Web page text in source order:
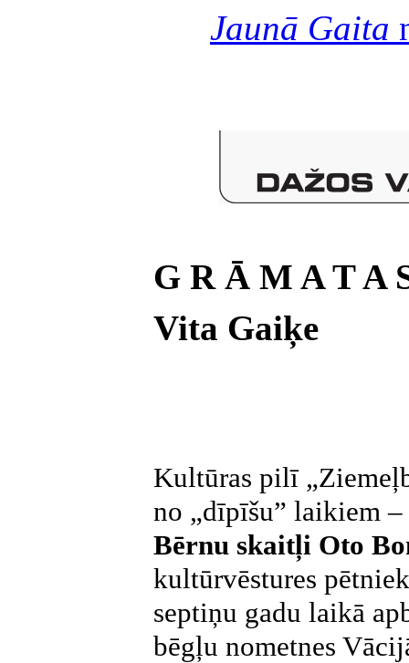
Jaunā Gaita
G R Ā M A T A
Vita Gaiķe
Kultūras pilī
no „dīpīšu” laikiem –
Bērnu skaitļi Oto
kultūrvēstures
septiņu gadu laikā
bēgļu nometnes